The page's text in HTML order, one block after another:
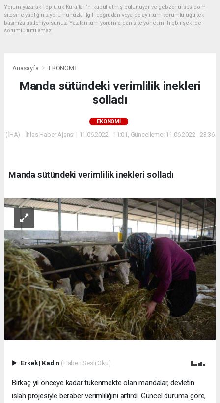
Yorum yazarak Topluluk Kuralları’nı kabul etmiş bulunuyor ve gebzehurses.com
sitesine yaptığınız yorumunuzla ilgili doğrudan veya dolaylı tüm sorumluluğu tek
başınıza üstleniyorsunuz. Yazılan tüm yorumlardan site yönetimi hiçbir şekilde
sorumlu tutulamaz.
Anasayfa EKONOMİ
Manda sütündeki verimlilik inekleri
solladı
EKONOMİ
(İHA) - İhlas Haber Ajansı | 11.06.2022 - 11:01, Güncelleme: 11.06.2022 - 23:36
Manda sütündeki verimlilik inekleri solladı
Erkek| Kadın (Haberi Sesli Oku)
Birkaç yıl önceye kadar tükenmekte olan mandalar, devletin
ıslah projesiyle beraber verimliliğini artırdı. Güncel duruma göre,